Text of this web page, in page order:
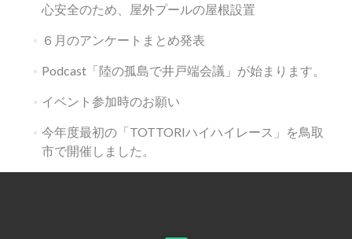
心安全のため、屋外プールの屋根設置
６月のアンケートまとめ発表
Podcast「陸の孤島で井戸端会議」が始まります。
イベント参加時のお願い
今年度最初の「TOTTORIハイハイレース」を鳥取
市で開催しました。